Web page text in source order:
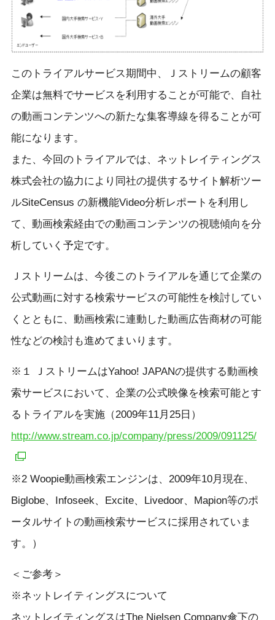
このトライアルサービス期間中、Ｊストリームの顧客
企業は無料でサービスを利用することが可能で、自社
の動画コンテンツへの新たな集客導線を得ることが可
能になります。
また、今回のトライアルでは、ネットレイティングス
株式会社の協力により同社の提供するサイト解析ツー
ルSiteCensus の新機能Video分析レポートを利用し
て、動画検索経由での動画コンテンツの視聴傾向を分
析していく予定です。
Ｊストリームは、今後このトライアルを通じて企業の
公式動画に対する検索サービスの可能性を検討してい
くとともに、動画検索に連動した動画広告商材の可能
性などの検討も進めてまいります。
※１ ＪストリームはYahoo! JAPANの提供する動画検
索サービスにおいて、企業の公式映像を検索可能とす
るトライアルを実施（2009年11月25日）
http://www.stream.co.jp/company/press/2009/091125/
※2 Woopie動画検索エンジンは、2009年10月現在、
Biglobe、Infoseek、Excite、Livedoor、Mapion等のポ
ータルサイトの動画検索サービスに採用されていま
す。）
＜ご参考＞
※ネットレイティングスについて
ネットレイティングスはThe Nielsen Company傘下の